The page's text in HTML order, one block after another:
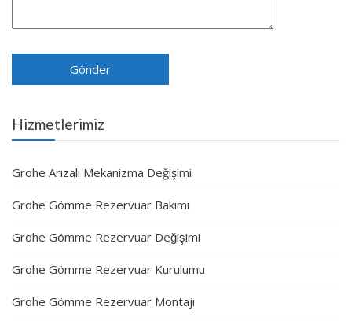
Hizmetlerimiz
Grohe Arızalı Mekanizma Değişimi
Grohe Gömme Rezervuar Bakımı
Grohe Gömme Rezervuar Değişimi
Grohe Gömme Rezervuar Kurulumu
Grohe Gömme Rezervuar Montajı